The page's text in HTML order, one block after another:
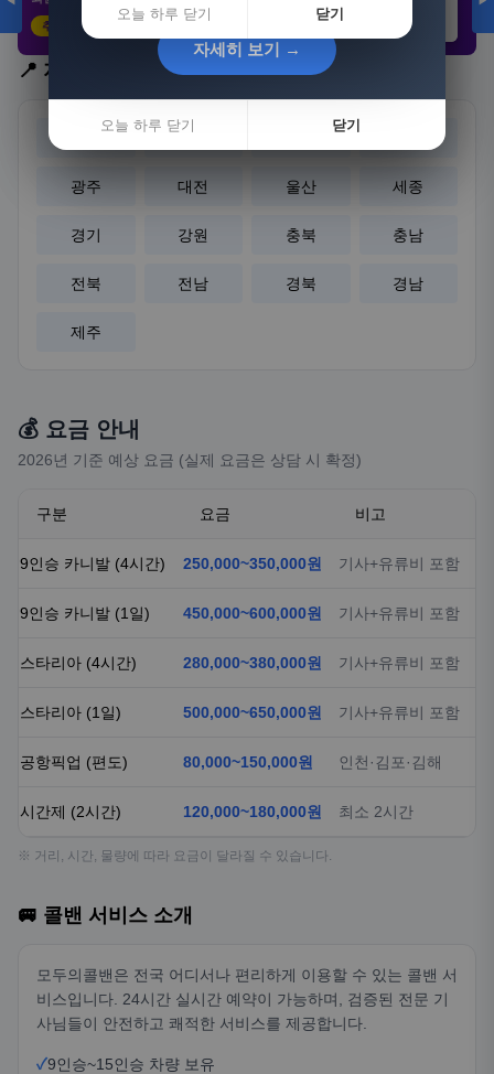
추천 클릭
8,892원
📍 지역 선택
부산
광주 대전 울산 세종
경기 강원 충북 충남
전북 전남 경북 경남
제주
💰 요금 안내
2026년 기준 예상 요금 (실제 요금은 상담 시 확정)
구분 요금 비고
9인승 카니발 (4시간) 250,000~350,000원 기사+유류비 포함
9인승 카니발 (1일) 450,000~600,000원 기사+유류비 포함
스타리아 (4시간) 280,000~380,000원 기사+유류비 포함
스타리아 (1일) 500,000~650,000원 기사+유류비 포함
공항픽업 (편도) 80,000~150,000원 인천·김포·김해
시간제 (2시간) 120,000~180,000원 최소 2시간
※ 거리, 시간, 물량에 따라 요금이 달라질 수 있습니다.
🚐 콜밴 서비스 소개
모두의콜밴은 전국 어디서나 편리하게 이용할 수 있는 콜밴 서
비스입니다. 24시간 실시간 예약이 가능하며, 검증된 전문 기
사님들이 안전하고 쾌적한 서비스를 제공합니다.
✓9인승~15인승 차량 보유
오늘 하루 닫기 닫기
자세히 보기 →
오늘 하루 닫기 닫기
자세히 보기 →
오늘 하루 닫기 닫기